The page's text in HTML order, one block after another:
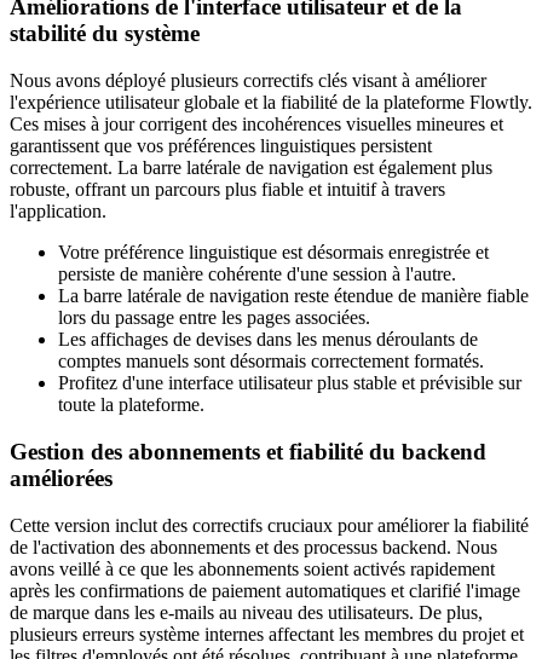
Améliorations de l'interface utilisateur et de la
stabilité du système
Nous avons déployé plusieurs correctifs clés visant à améliorer
l'expérience utilisateur globale et la fiabilité de la plateforme Flowtly.
Ces mises à jour corrigent des incohérences visuelles mineures et
garantissent que vos préférences linguistiques persistent
correctement. La barre latérale de navigation est également plus
robuste, offrant un parcours plus fiable et intuitif à travers
l'application.
Votre préférence linguistique est désormais enregistrée et
persiste de manière cohérente d'une session à l'autre.
La barre latérale de navigation reste étendue de manière fiable
lors du passage entre les pages associées.
Les affichages de devises dans les menus déroulants de
comptes manuels sont désormais correctement formatés.
Profitez d'une interface utilisateur plus stable et prévisible sur
toute la plateforme.
Gestion des abonnements et fiabilité du backend
améliorées
Cette version inclut des correctifs cruciaux pour améliorer la fiabilité
de l'activation des abonnements et des processus backend. Nous
avons veillé à ce que les abonnements soient activés rapidement
après les confirmations de paiement automatiques et clarifié l'image
de marque dans les e-mails au niveau des utilisateurs. De plus,
plusieurs erreurs système internes affectant les membres du projet et